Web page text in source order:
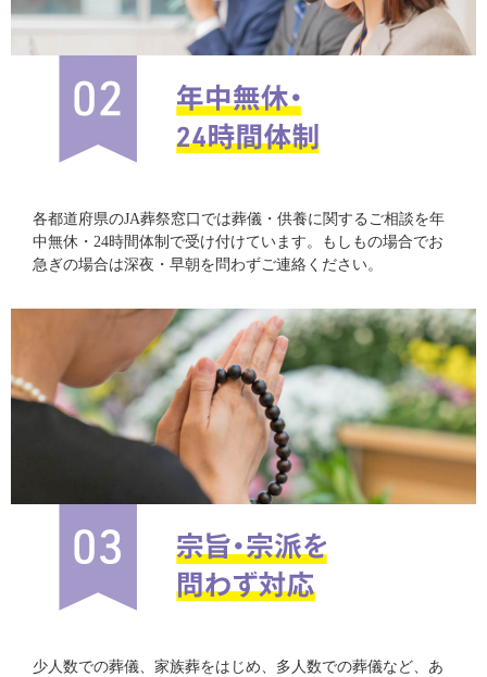
各都道府県のJA葬祭窓口では葬儀・供養に関するご相談を年
中無休・24時間体制で受け付けています。もしもの場合でお
急ぎの場合は深夜・早朝を問わずご連絡ください。
少人数での葬儀、家族葬をはじめ、多人数での葬儀など、あ